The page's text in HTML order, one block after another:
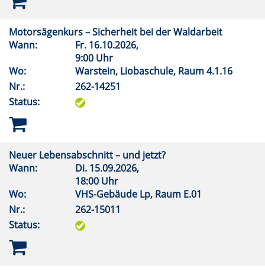
Motorsägenkurs – Sicherheit bei der Waldarbeit
Wann:
Fr. 16.10.2026,
9:00 Uhr
Wo:
Warstein, Liobaschule, Raum 4.1.16
Nr.:
262-14251
Status:
Neuer Lebensabschnitt – und jetzt?
Wann:
Di. 15.09.2026,
18:00 Uhr
Wo:
VHS-Gebäude Lp, Raum E.01
Nr.:
262-15011
Status: